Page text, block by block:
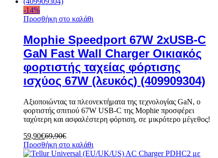
-14%
Προσθήκη στο καλάθι
Mophie Speedport 67W 2xUSB-C
GaN Fast Wall Charger Οικιακός
φορτιστής ταχείας φόρτισης
ισχύος 67W (λευκός) (409909304)
Αξιοποιώντας τα πλεονεκτήματα της τεχνολογίας GaN, ο
φορτιστής σπιτιού 67W USB-C της Mophie προσφέρει
ταχύτερη και ασφαλέστερη φόρτιση, σε μικρότερο μέγεθος!
59,90€69,90€
Προσθήκη στο καλάθι